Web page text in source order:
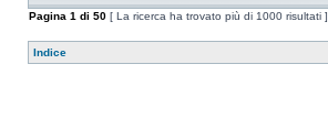
Pagina 1 di 50 [ La ricerca ha trovato più di 1000 risultati ]
Indice